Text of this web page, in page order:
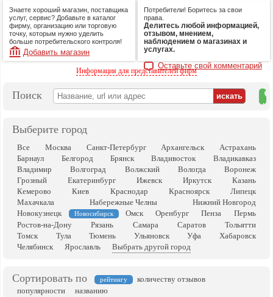
Знаете хороший магазин, поставщика
услуг, сервис? Добавьте в каталог
фирму, организацию или торговую
точку, которым нужно уделить
больше потребительского контроля!
Добавить магазин
Потребители! Боритесь за свои
права.
Делитесь любой информацией,
отзывом, мнением,
наблюдением о магазинах и
услугах.
Оставьте свой комментарий
Информация для представителей фирм
Поиск
на
Выберите город
Все Москва Санкт-Петербург Архангельск
Астрахань
Барнаул
Белгород Брянск Владивосток
Владикавказ
Владимир
Волгоград Волжский Вологда
Воронеж
Грозный
Екатеринбург Ижевск Иркутск
Казань
Кемерово
Киев Краснодар Красноярск
Липецк
Махачкала
Набережные Челны
Нижний Новгород
Новокузнецк
Новосибирск Омск Оренбург Пенза
Пермь
Ростов-на-Дону
Рязань Самара Саратов
Тольятти
Томск
Тула Тюмень Ульяновск Уфа
Хабаровск
Челябинск
Ярославль Выбрать другой город
Сортировать по рейтингу
количеству отзывов
популярности
названию